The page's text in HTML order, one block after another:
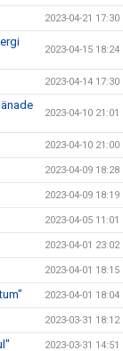
2023-04-21 17:30
2023-04-15 18:24
2023-04-14 17:30
2023-04-10 21:01
2023-04-10 21:00
2023-04-09 18:28
2023-04-09 18:19
2023-04-05 11:01
2023-04-01 23:02
2023-04-01 18:15
2023-04-01 18:04
2023-03-31 18:12
2023-03-31 14:51